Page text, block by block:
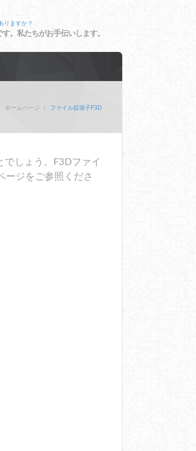
りますか？
。私たちがお手伝いします。
ホームページ ファイル拡張子F3D
しょう。F3Dファイ
ージをご参照くださ